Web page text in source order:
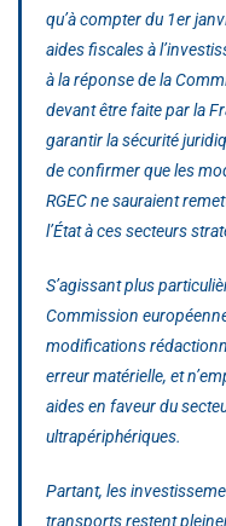
qu’à compter du 1er
aides fiscales à
à la réponse de la
devant être faite par la
garantir la sécurité
de confirmer que les
RGEC ne sauraient
l’État à ces secteurs
S’agissant plus
Commission
modifications
erreur matérielle, et
aides en faveur du
ultrapériphériques.
Partant, les
transports restent